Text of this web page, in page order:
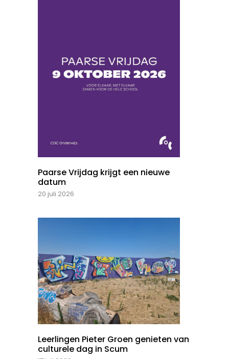
Paarse Vrijdag krijgt een nieuwe
datum
20 juli 2026
Leerlingen Pieter Groen genieten van
culturele dag in Scum